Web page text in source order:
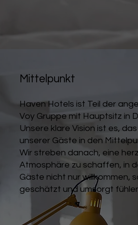
Mittelpunkt
Haven Hotels ist Teil der
Voy Gruppe mit Hauptsitz in
Unsere klare Vision ist es,
unserer Gäste in den
Wir streben danach, eine
Atmosphäre zu schaffen, in
Gäste nicht nur willkommen,
geschätzt und umsorgt